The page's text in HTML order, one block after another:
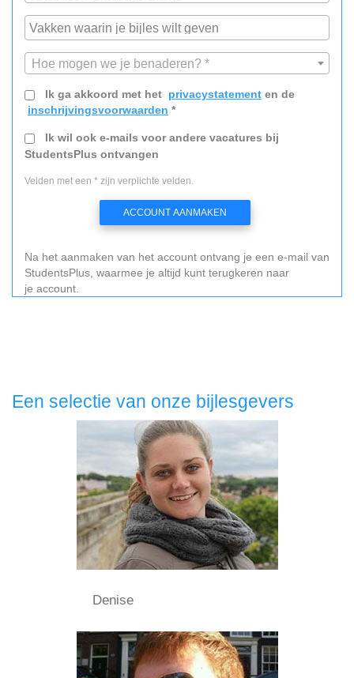
Hoe mogen we je benaderen? *
Ik ga akkoord met het privacystatement en de
inschrijvingsvoorwaarden *
Ik wil ook e-mails voor andere vacatures bij
StudentsPlus ontvangen
Velden met een * zijn verplichte velden.
ACCOUNT AANMAKEN
Na het aanmaken van het account ontvang je een e-mail van
StudentsPlus, waarmee je altijd kunt terugkeren naar
je account.
Een selectie van onze bijlesgevers
Denise